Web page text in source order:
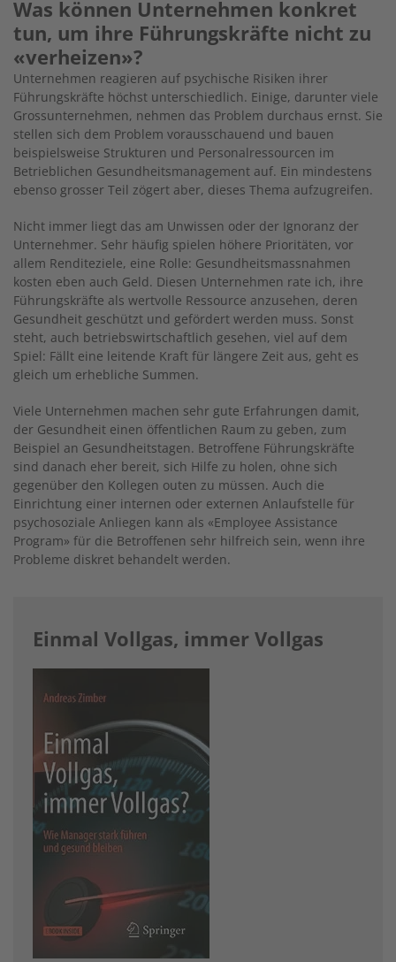
Was können Unternehmen konkret
tun, um ihre Führungskräfte nicht zu
«verheizen»?
Unternehmen reagieren auf psychische Risiken ihrer
Führungskräfte höchst unterschiedlich. Einige, darunter viele
Grossunternehmen, nehmen das Problem durchaus ernst. Sie
stellen sich dem Problem vorausschauend und bauen
beispielsweise Strukturen und Personalressourcen im
Betrieblichen Gesundheitsmanagement auf. Ein mindestens
ebenso grosser Teil zögert aber, dieses Thema aufzugreifen.
Nicht immer liegt das am Unwissen oder der Ignoranz der
Unternehmer. Sehr häufig spielen höhere Prioritäten, vor
allem Renditeziele, eine Rolle: Gesundheitsmassnahmen
kosten eben auch Geld. Diesen Unternehmen rate ich, ihre
Führungskräfte als wertvolle Ressource anzusehen, deren
Gesundheit geschützt und gefördert werden muss. Sonst
steht, auch betriebswirtschaftlich gesehen, viel auf dem
Spiel: Fällt eine leitende Kraft für längere Zeit aus, geht es
gleich um erhebliche Summen.
Viele Unternehmen machen sehr gute Erfahrungen damit,
der Gesundheit einen öffentlichen Raum zu geben, zum
Beispiel an Gesundheitstagen. Betroffene Führungskräfte
sind danach eher bereit, sich Hilfe zu holen, ohne sich
gegenüber den Kollegen outen zu müssen. Auch die
Einrichtung einer internen oder externen Anlaufstelle für
psychosoziale Anliegen kann als «Employee Assistance
Program» für die Betroffenen sehr hilfreich sein, wenn ihre
Probleme diskret behandelt werden.
Einmal Vollgas, immer Vollgas